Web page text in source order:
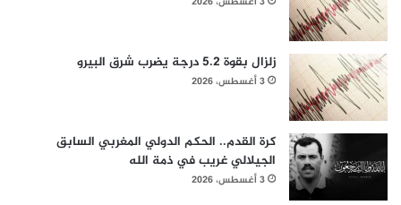
زلزال بقوة 5.2 درجة يضرب شرق البيرو
3 أغسطس، 2026
كرة القدم.. الحكم الدولي المغربي السابق
الجيلالي غريب في ذمة الله
3 أغسطس، 2026